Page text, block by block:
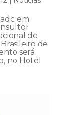
em
de
de
será
no Hotel